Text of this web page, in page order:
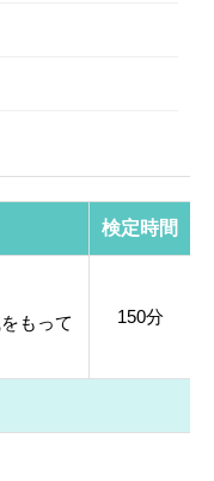
検定時間
もって
150分